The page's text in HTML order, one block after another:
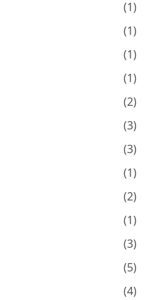
(1)
(1)
(1)
(1)
(2)
(3)
(3)
(1)
(2)
(1)
(3)
(5)
(4)